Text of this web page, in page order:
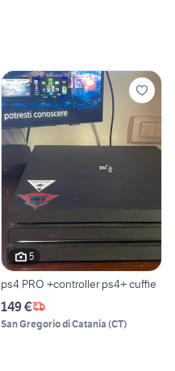
5
ps4 PRO +controller ps4+ cuffie
149 €
San Gregorio di Catania (CT)